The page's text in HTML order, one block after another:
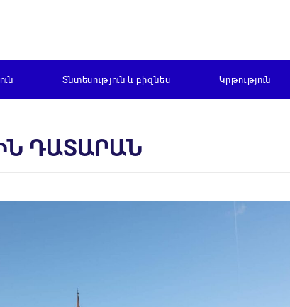
Տնտեսություն և բիզնես Կրթություն
ԴԱՏԱՐԱՆ